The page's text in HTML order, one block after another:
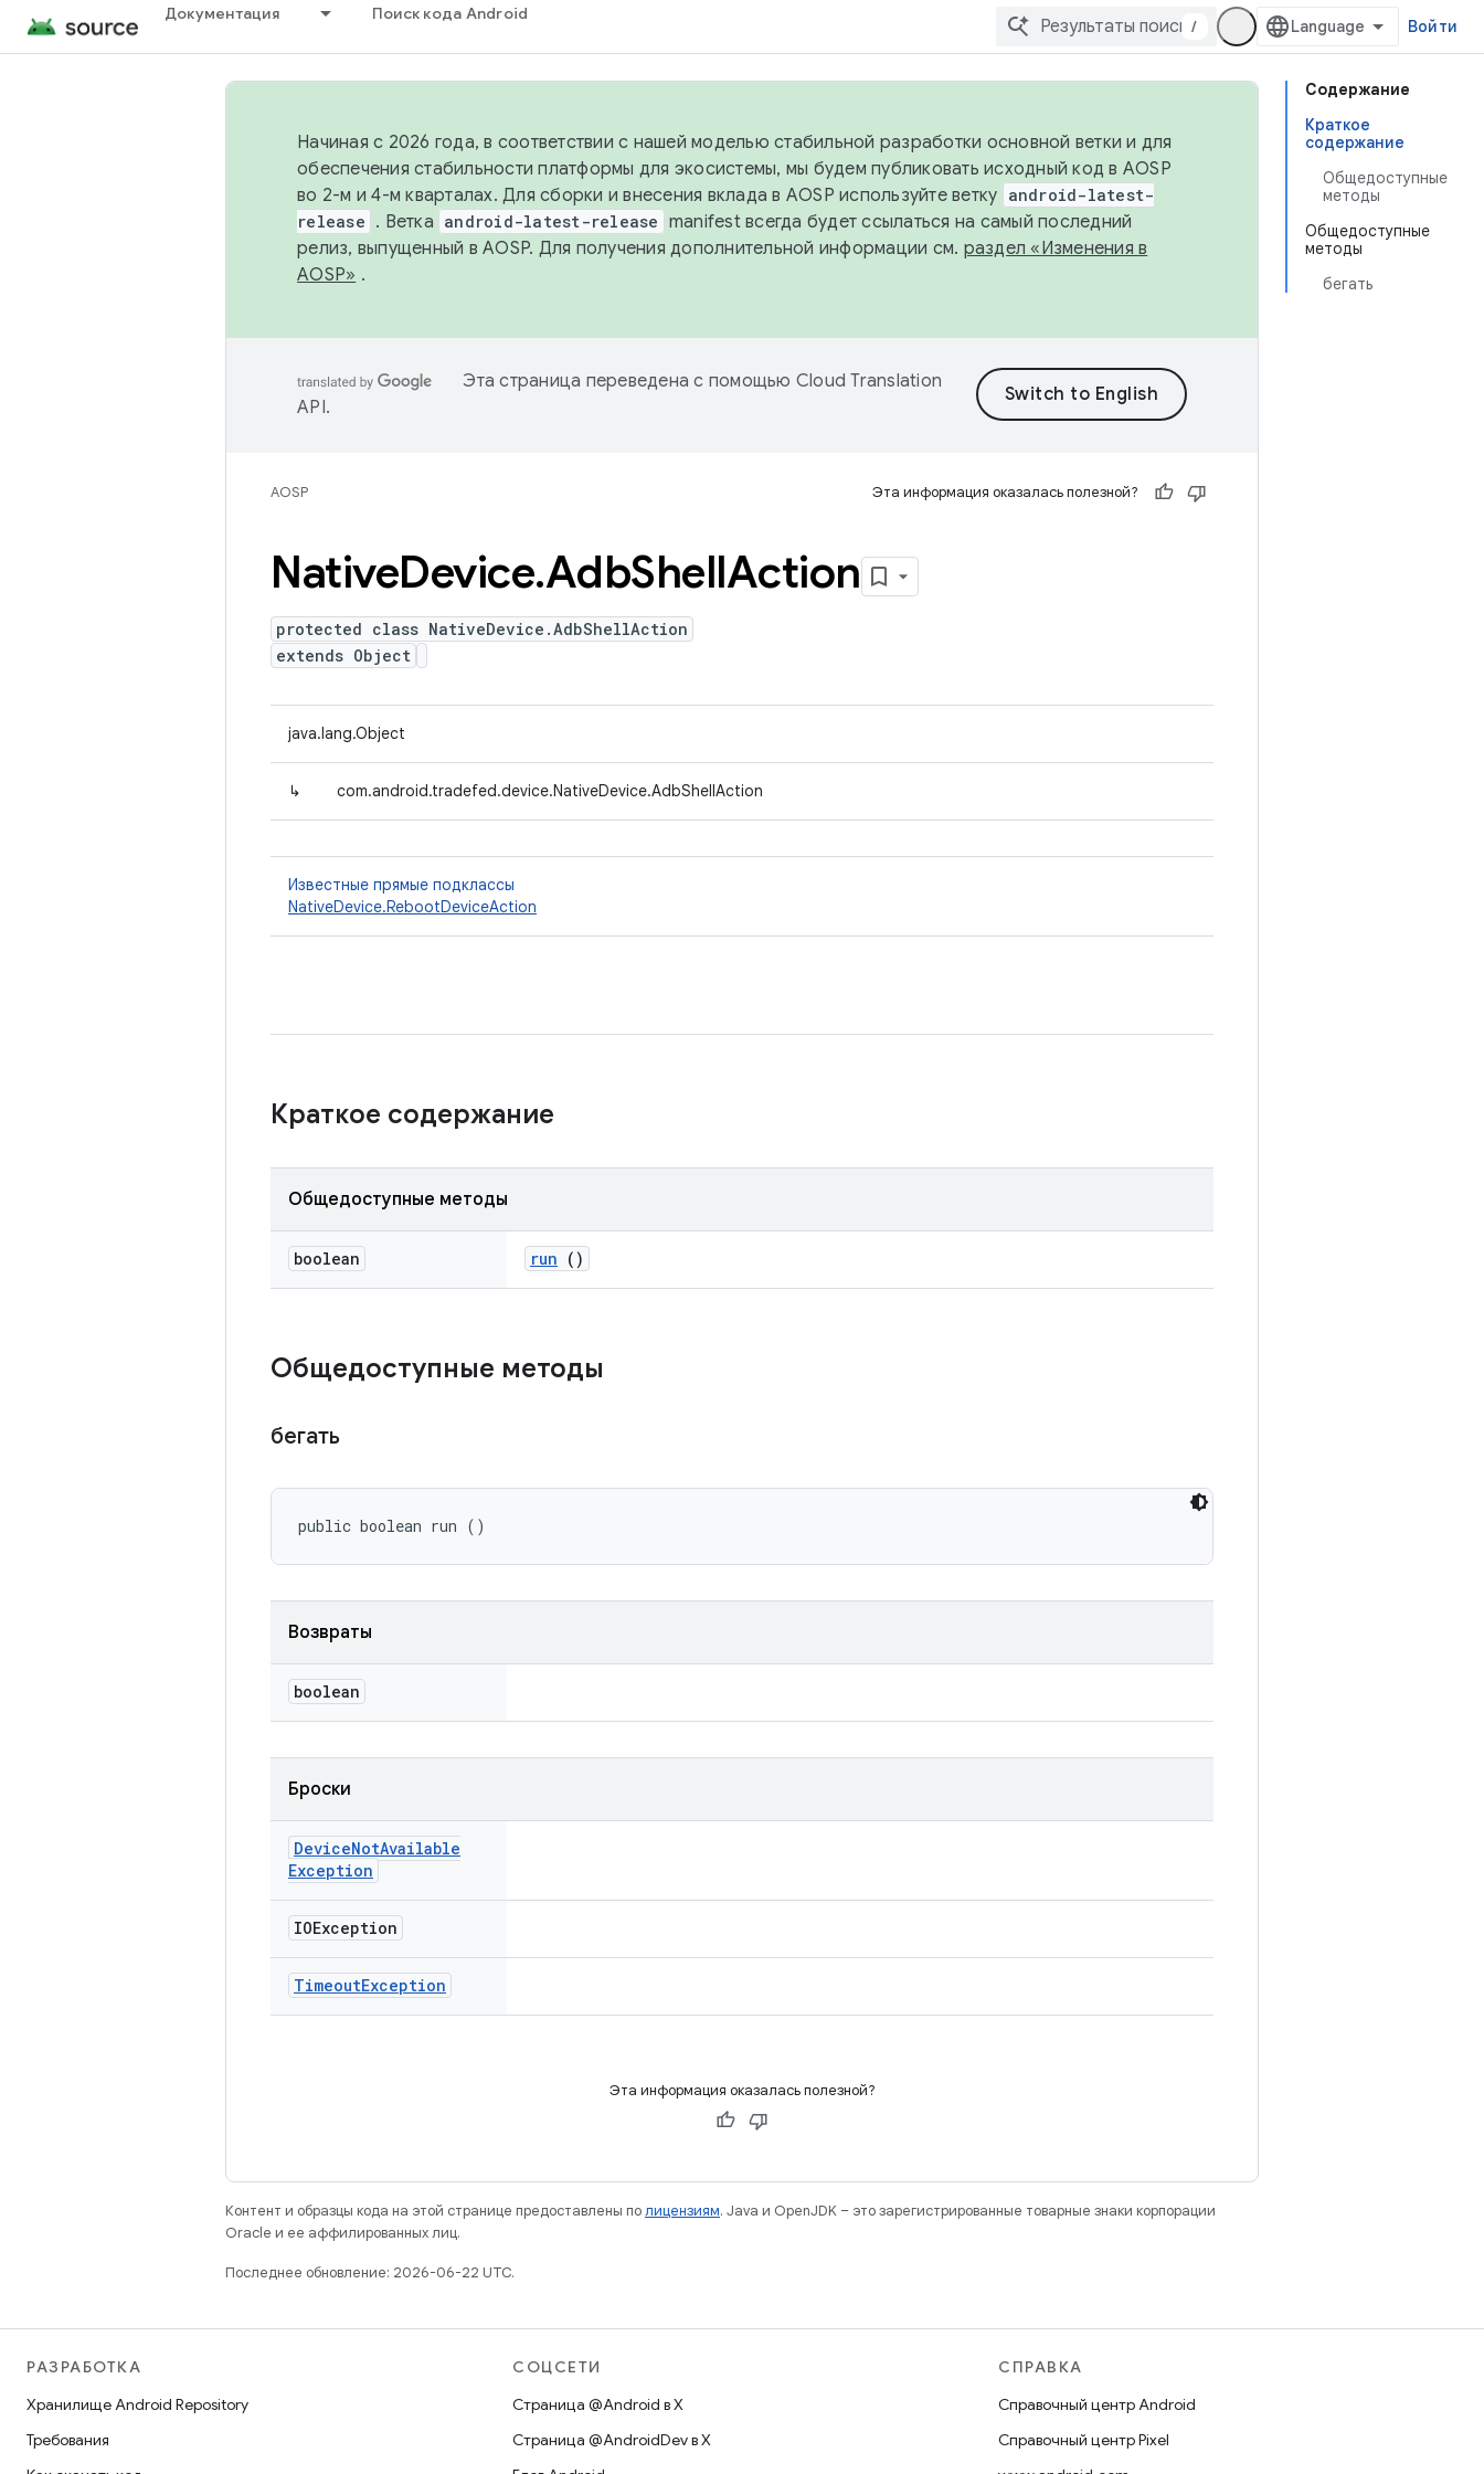
Документация Поиск кода Android
/ Войти
Содержание
Краткое
содержание
Общедоступные
методы
Общедоступные
методы
бегать
Начиная с 2026 года, в соответствии с нашей моделью стабильной разработки основной ветки и для
обеспечения стабильности платформы для экосистемы, мы будем публиковать исходный код в AOSP
во 2-м и 4-м кварталах. Для сборки и внесения вклада в AOSP используйте ветку android-latest-
release . Ветка android-latest-release manifest всегда будет ссылаться на самый последний
релиз, выпущенный в AOSP. Для получения дополнительной информации см. раздел «Изменения в
AOSP» .
Эта страница переведена с помощью Cloud Translation
API.
AOSP Эта информация оказалась полезной?
NativeDevice.AdbShellAction
protected class NativeDevice.AdbShellAction
extends Object
java.lang.Object
↳ com.android.tradefed.device.NativeDevice.AdbShellAction
Известные прямые подклассы
NativeDevice.RebootDeviceAction
Краткое содержание
Общедоступные методы
boolean run ()
Общедоступные методы
бегать
public boolean run ()
Возвраты
boolean
Броски
DeviceNotAvailable
Exception
IOException
TimeoutException
Эта информация оказалась полезной?
Контент и образцы кода на этой странице предоставлены полицензиям. Java и OpenJDK – это зарегистрированные товарные знаки корпорации
Oracle и ее аффилированных лиц.
Последнее обновление: 2026-06-22 UTC.
РАЗРАБОТКА
Хранилище Android Repository
Требования
СОЦСЕТИ
Страница @Android в X
Страница @AndroidDev в X
СПРАВКА
Справочный центр Android
Справочный центр Pixel